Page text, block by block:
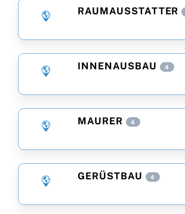
RAUMAUSSTATTER
INNENAUSBAU 4
MAURER 4
GERÜSTBAU 4